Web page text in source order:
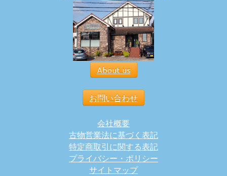
About us
お問い合わせ
会社概要
古物営業法に基づく表記
特定商取引に関する表記
プライバシー・ポリシー
サイトマップ